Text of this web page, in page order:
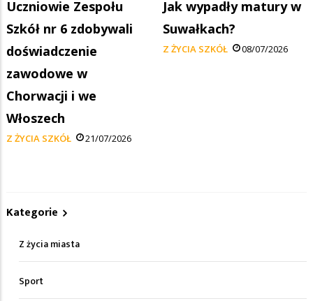
Uczniowie Zespołu
Szkół nr 6 zdobywali
doświadczenie
zawodowe w
Chorwacji i we
Włoszech
Z ŻYCIA SZKÓŁ 21/07/2026
Jak wypadły matury w
Suwałkach?
Z ŻYCIA SZKÓŁ 08/07/2026
Kategorie
Z życia miasta
Sport